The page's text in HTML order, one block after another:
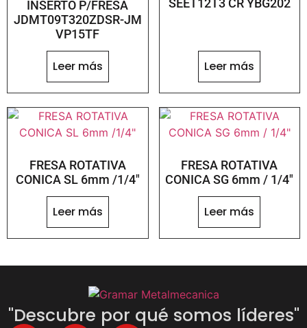
INSERTO P/FRESA
JDMT09T320ZDSR-JM
VP15TF
Leer más
SEET12T3 CR YBG202
Leer más
FRESA ROTATIVA
CONICA SL 6mm /1/4″
Leer más
FRESA ROTATIVA
CONICA SG 6mm / 1/4″
Leer más
"Descubre por qué somos líderes"